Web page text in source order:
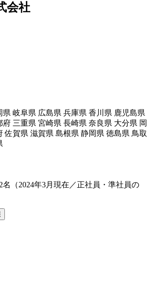
会社
岐阜県 広島県 兵庫県 香川県 鹿児島県
三重県 宮崎県 長崎県 奈良県 大分県 岡
佐賀県 滋賀県 島根県 静岡県 徳島県 鳥取
名（2024年3月現在／正社員・準社員の